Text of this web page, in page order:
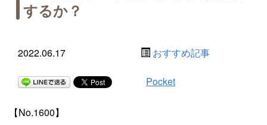
するか？
2022.06.17 おすすめ記事
Pocket
【No.1600】